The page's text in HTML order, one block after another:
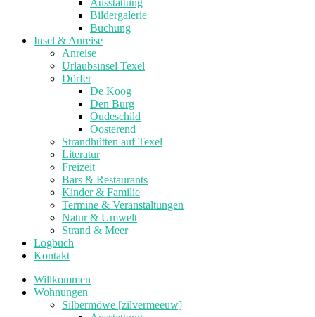
Bildergalerie
Buchung
Insel & Anreise
Anreise
Urlaubsinsel Texel
Dörfer
De Koog
Den Burg
Oudeschild
Oosterend
Strandhütten auf Texel
Literatur
Freizeit
Bars & Restaurants
Kinder & Familie
Termine & Veranstaltungen
Natur & Umwelt
Strand & Meer
Logbuch
Kontakt
Willkommen
Wohnungen
Silbermöwe [zilvermeeuw]